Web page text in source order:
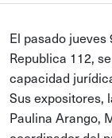
El pasado
Republica 112,
capacidad
Sus expositores,
Paulina Arango,